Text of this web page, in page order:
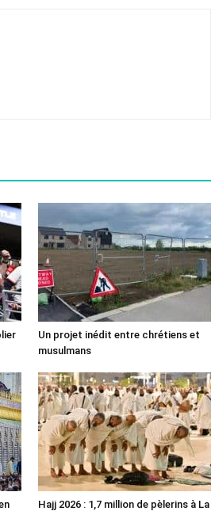
Un projet inédit entre chrétiens et
musulmans
Hajj 2026 : 1,7 million de pèlerins à La